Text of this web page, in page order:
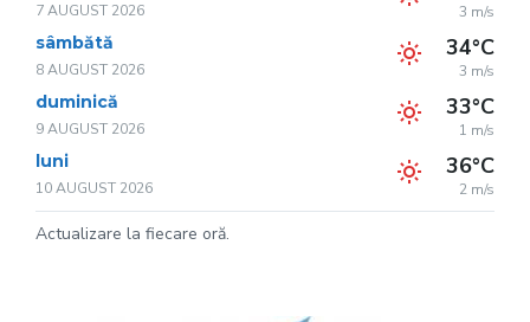
7 AUGUST 2026 3 m/s
sâmbătă
8 AUGUST 2026
34°C
3 m/s
duminică
9 AUGUST 2026
33°C
1 m/s
luni
10 AUGUST 2026
36°C
2 m/s
Actualizare la fiecare oră.